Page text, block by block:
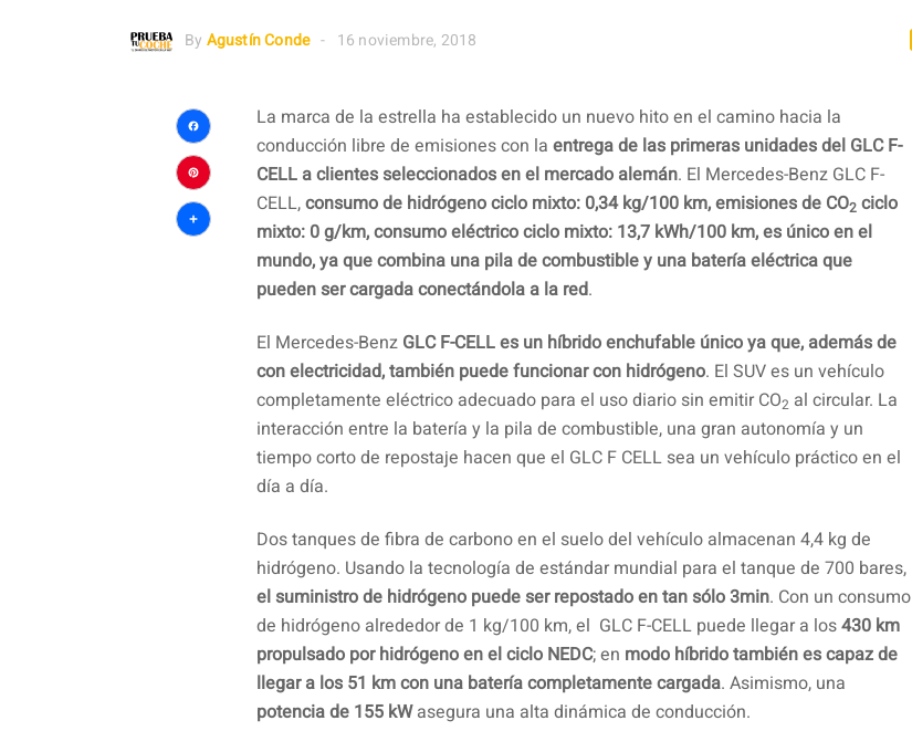
By Agustín Conde 16 noviembre, 2018
Facebook
Pinterest
Compartir
La marca de la estrella ha establecido un nuevo hito en el camino hacia la
conducción libre de emisiones con la entrega de las primeras unidades del GLC F-
CELL a clientes seleccionados en el mercado alemán. El Mercedes-Benz GLC F-
CELL,consumo de hidrógeno ciclo mixto: 0,34 kg/100 km, emisiones de CO2 ciclo
mixto: 0 g/km, consumo eléctrico ciclo mixto: 13,7 kWh/100 km,es único en el
mundo, ya que combina una pila de combustible y una batería eléctrica que
pueden ser cargada conectándola a la red.
El Mercedes-Benz GLC F-CELL es un híbrido enchufable único ya que, además de
con electricidad, también puede funcionar con hidrógeno. El SUV es un vehículo
completamente eléctrico adecuado para el uso diario sin emitir CO2 al circular. La
interacción entre la batería y la pila de combustible, una gran autonomía y un
tiempo corto de repostaje hacen que el GLC F CELL sea un vehículo práctico en el
día a día.
Dos tanques de fibra de carbono en el suelo del vehículo almacenan 4,4 kg de
hidrógeno. Usando la tecnología de estándar mundial para el tanque de 700 bares,
el suministro de hidrógeno puede ser repostado en tan sólo 3min. Con un consumo
de hidrógeno alrededor de 1 kg/100 km, el GLC F-CELL puede llegar a los430 km
propulsado por hidrógeno en el ciclo NEDC; en modo híbrido también es capaz de
llegar a los 51 km con una batería completamente cargada. Asimismo, una
potencia de 155 kWasegura una alta dinámica de conducción.